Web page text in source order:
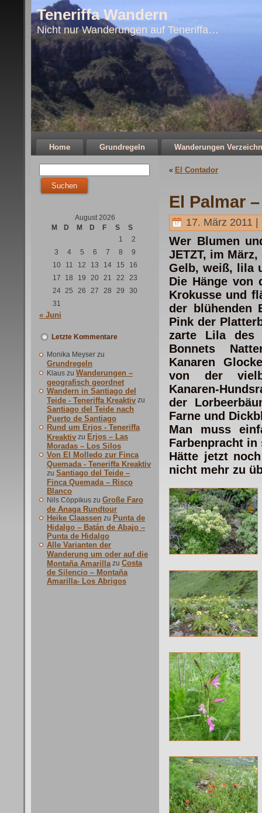
Teneriffa Wandern
Nicht nur Wanderungen auf Teneriffa…
Home Grundregeln Wanderungen
August 2026
M
D M D F S
S
1
2
3
4 5 6 7 8
9
10
11 12 13 14 15
16
17
18 19 20 21 22
23
24 25 26 27 28 29
30
31
« Juni
Letzte Kommentare
Monika Meyser zu
Grundregeln
Klaus zu Wanderungen –
geografisch geordnet
Wandern in Santiago del
Teide - Teneriffa Kreaktiv zu
Santiago del Teide nach
Puerto de Santiago
Rund um Erjos - Teneriffa
Kreaktiv zu Erjos – Las
Moradas – Los Silos
Von El Molledo zur Finca
Quemada - Teneriffa Kreaktiv
zu Santiago del Teide –
Finca Quemada – Risco
Blanco
Nils Cöppikus zu Große Faro
de Anaga Rundtour
Heike Claassen zu Punta de
Hidalgo – Batán de Abajo –
Punta de Hidalgo
Alle Varianten der
Wanderung um oder auf die
Montaña Amarilla zu Costa
de Silencio – Montaña
Amarilla- Los Abrigos
« El Contador
El Palmar
17. März 2011 |
Wer Blumen
JETZT, im März,
Gelb, weiß, lila
Die Hänge von
Krokusse und
der blühenden
Pink der
zarte Lila des
Bonnets
Kanaren
von der
Kanaren-
der
Farne und
Man muss
Farbenpracht
Hätte jetzt
nicht mehr zu